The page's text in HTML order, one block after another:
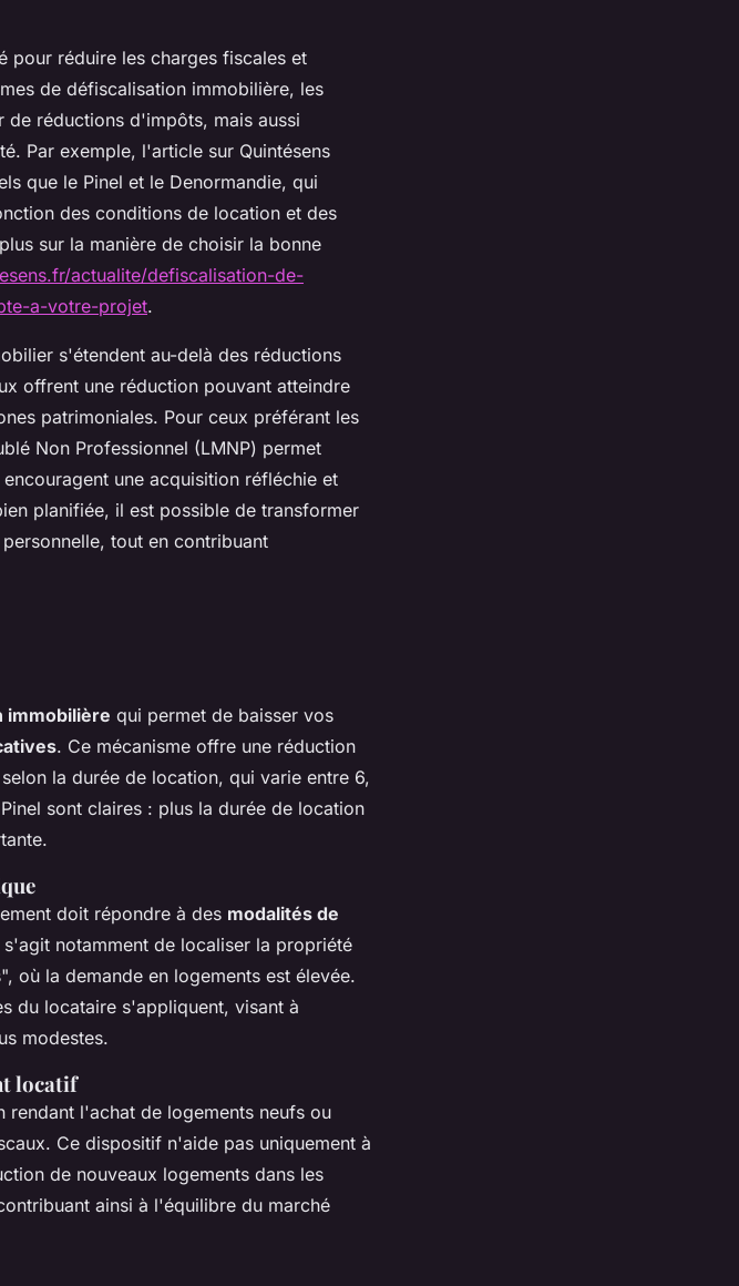
pour réduire les charges fiscales et
de défiscalisation immobilière, les
de réductions d'impôts, mais aussi
Par exemple, l'article sur Quintésens
que le Pinel et le Denormandie, qui
des conditions de location et des
sur la manière de choisir la bonne
actualite/defiscalisation-de-
a-votre-projet.
s'étendent au-delà des réductions
offrent une réduction pouvant atteindre
patrimoniales. Pour ceux préférant les
Non Professionnel (LMNP) permet
une acquisition réfléchie et
planifiée, il est possible de transformer
tout en contribuant
immobilière qui permet de baisser vos
. Ce mécanisme offre une réduction
la durée de location, qui varie entre 6,
sont claires : plus la durée de location
doit répondre à des modalités de
notamment de localiser la propriété
où la demande en logements est élevée.
du locataire s'appliquent, visant à
modestes.
locatif
rendant l'achat de logements neufs ou
Ce dispositif n'aide pas uniquement à
de nouveaux logements dans les
ainsi à l'équilibre du marché